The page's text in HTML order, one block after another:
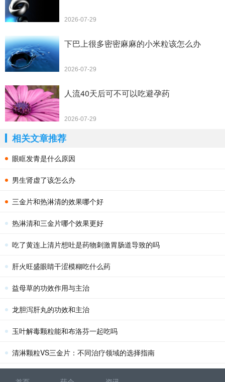
2026-07-29
下巴上很多密密麻麻的小米粒该怎么办
2026-07-29
人流40天后可不可以吃避孕药
2026-07-29
相关文章推荐
眼眶发青是什么原因
男生肾虚了该怎么办
三金片和热淋清的效果哪个好
热淋清和三金片哪个效果更好
吃了黄连上清片想吐是药物刺激胃肠道导致的吗
肝火旺盛眼睛干涩模糊吃什么药
益母草的功效作用与主治
龙胆泻肝丸的功效和主治
玉叶解毒颗粒能和布洛芬一起吃吗
清淋颗粒VS三金片：不同治疗领域的选择指南